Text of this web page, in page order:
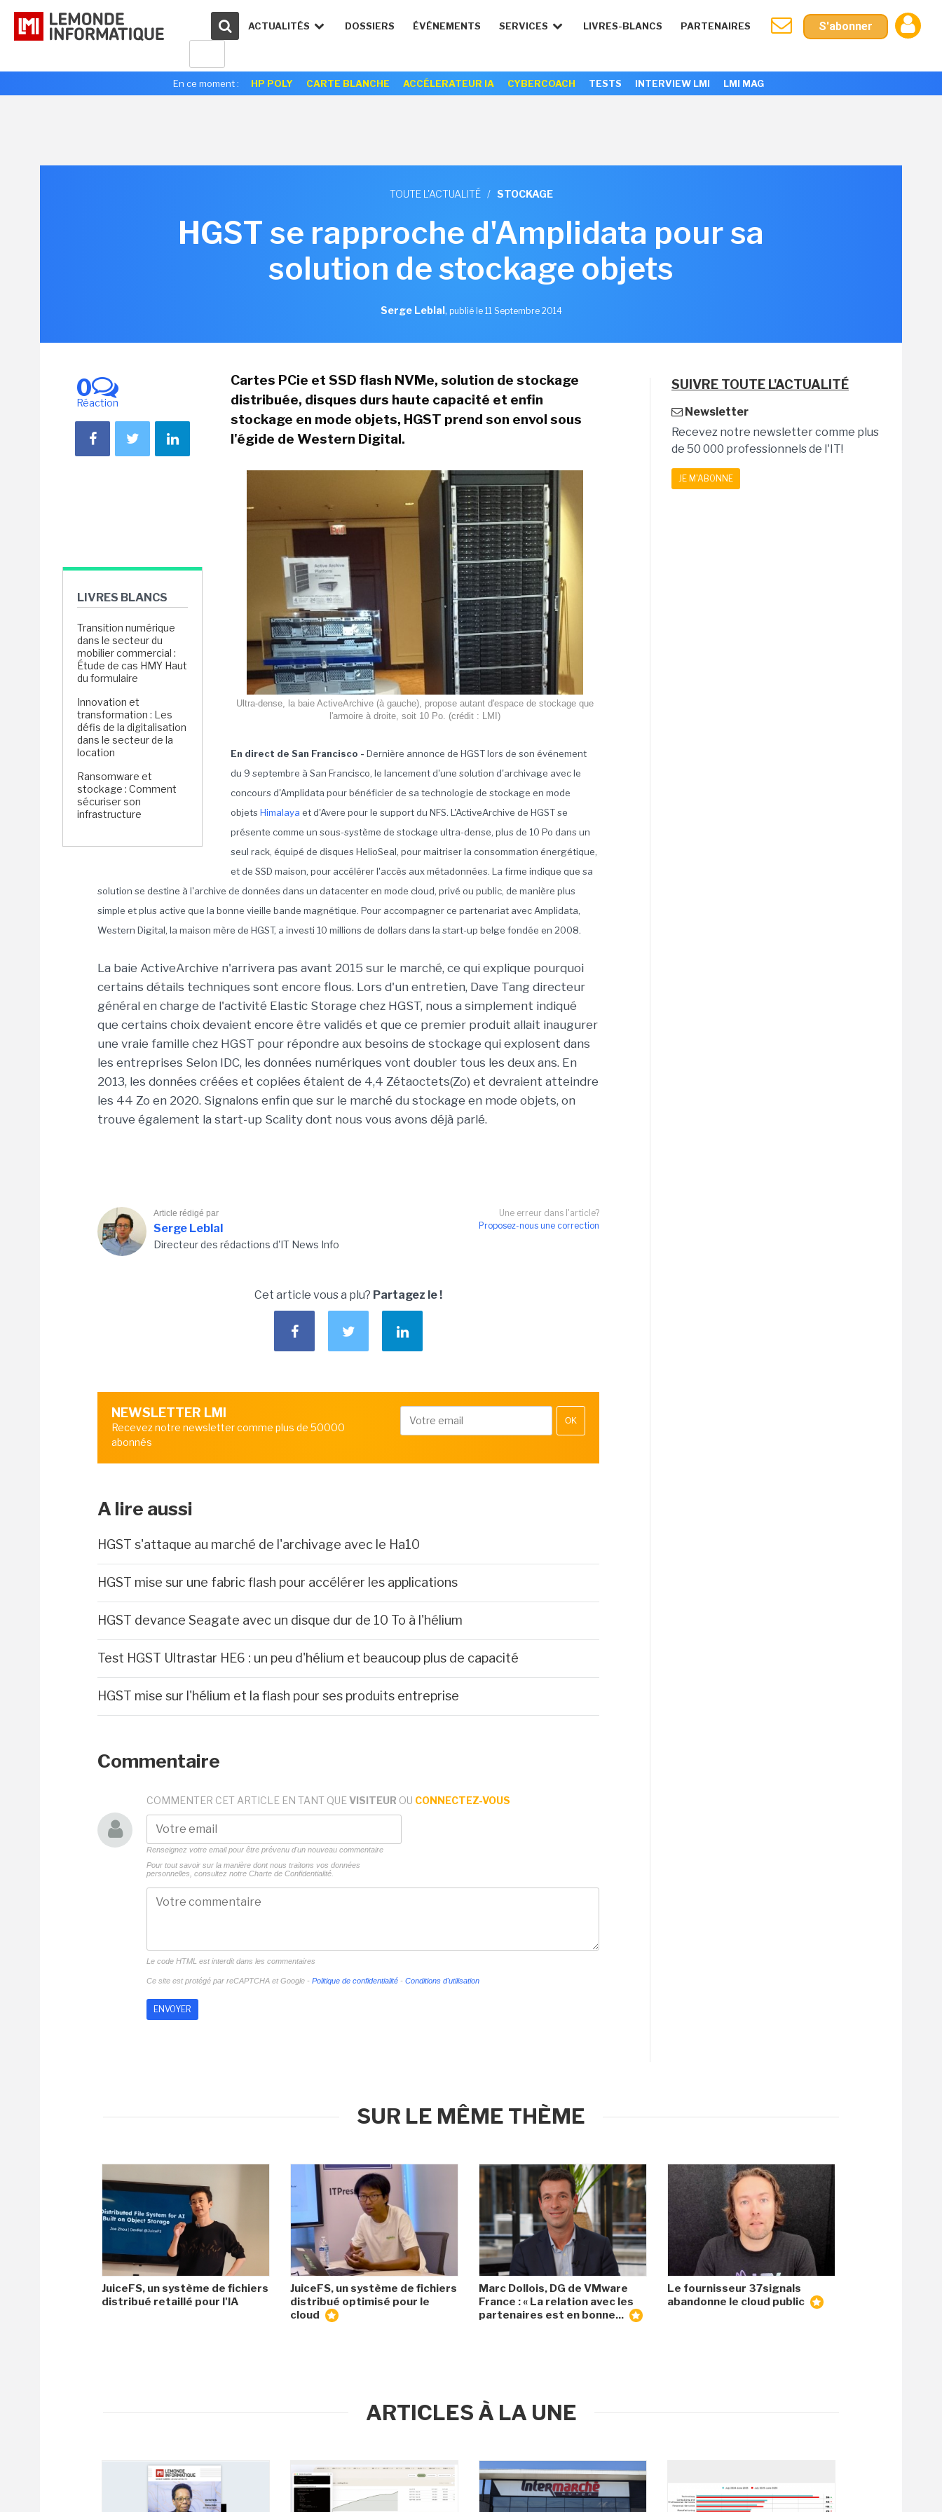
ACTUALITÉS DOSSIERS ÉVÉNEMENTS SERVICES LIVRES-BLANCS PARTENAIRES S'abonner
En ce moment : HP POLY CARTE BLANCHE ACCÉLERATEUR IA CYBERCOACH TESTS INTERVIEW LMI LMI MAG
TOUTE L'ACTUALITÉ / STOCKAGE
HGST se rapproche d'Amplidata pour sa
solution de stockage objets
Serge Leblal, publié le 11 Septembre 2014
0
Réaction
LIVRES BLANCS
Transition numérique
dans le secteur du
mobilier commercial :
Étude de cas HMY Haut
du formulaire
Innovation et
transformation : Les
défis de la digitalisation
dans le secteur de la
location
Ransomware et
stockage : Comment
sécuriser son
infrastructure
Cartes PCie et SSD flash NVMe, solution de stockage
distribuée, disques durs haute capacité et enfin
stockage en mode objets, HGST prend son envol sous
l'égide de Western Digital.
Ultra-dense, la baie ActiveArchive (à gauche), propose autant d'espace de stockage que
l'armoire à droite, soit 10 Po. (crédit : LMI)
En direct de San Francisco - Dernière annonce de HGST lors de son événement
du 9 septembre à San Francisco, le lancement d'une solution d'archivage avec le
concours d'Amplidata pour bénéficier de sa technologie de stockage en mode
objets Himalaya et d'Avere pour le support du NFS. L'ActiveArchive de HGST se
présente comme un sous-système de stockage ultra-dense, plus de 10 Po dans un
seul rack, équipé de disques HelioSeal, pour maitriser la consommation énergétique,
et de SSD maison, pour accélérer l'accès aux métadonnées. La firme indique que sa
solution se destine à l'archive de données dans un datacenter en mode cloud, privé ou public, de manière plus
simple et plus active que la bonne vieille bande magnétique. Pour accompagner ce partenariat avec Amplidata,
Western Digital, la maison mère de HGST, a investi 10 millions de dollars dans la start-up belge fondée en 2008.
La baie ActiveArchive n'arrivera pas avant 2015 sur le marché, ce qui explique pourquoi
certains détails techniques sont encore flous. Lors d'un entretien, Dave Tang directeur
général en charge de l'activité Elastic Storage chez HGST, nous a simplement indiqué
que certains choix devaient encore être validés et que ce premier produit allait inaugurer
une vraie famille chez HGST pour répondre aux besoins de stockage qui explosent dans
les entreprises Selon IDC, les données numériques vont doubler tous les deux ans. En
2013, les données créées et copiées étaient de 4,4 Zétaoctets(Zo) et devraient atteindre
les 44 Zo en 2020. Signalons enfin que sur le marché du stockage en mode objets, on
trouve également la start-up Scality dont nous vous avons déjà parlé.
Une erreur dans l'article?
Proposez-nous une correction
Article rédigé par
Serge Leblal
Directeur des rédactions d'IT News Info
Cet article vous a plu? Partagez le !
NEWSLETTER LMI
Recevez notre newsletter comme plus de 50000
abonnés
OK
A lire aussi
HGST s'attaque au marché de l'archivage avec le Ha10
HGST mise sur une fabric flash pour accélérer les applications
HGST devance Seagate avec un disque dur de 10 To à l'hélium
Test HGST Ultrastar HE6 : un peu d'hélium et beaucoup plus de capacité
HGST mise sur l'hélium et la flash pour ses produits entreprise
Commentaire
COMMENTER CET ARTICLE EN TANT QUE VISITEUR OU CONNECTEZ-VOUS
Renseignez votre email pour être prévenu d'un nouveau commentaire
Pour tout savoir sur la manière dont nous traitons vos données
personnelles, consultez notre Charte de Confidentialité.
Le code HTML est interdit dans les commentaires
Ce site est protégé par reCAPTCHA et Google - Politique de confidentialité - Conditions d'utilisation
SUIVRE TOUTE L'ACTUALITÉ
Newsletter
Recevez notre newsletter comme plus
de 50 000 professionnels de l'IT!
JE M'ABONNE
SUR LE MÊME THÈME
JuiceFS, un système de fichiers
distribué retaillé pour l'IA
JuiceFS, un système de fichiers
distribué optimisé pour le
cloud
Marc Dollois, DG de VMware
France : « La relation avec les
partenaires est en bonne...
Le fournisseur 37signals
abandonne le cloud public
ARTICLES À LA UNE